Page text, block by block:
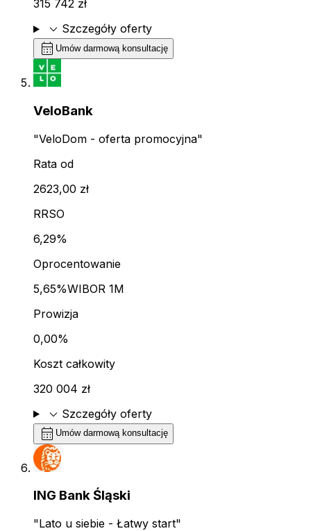
315 742 zł
expand_more Szczegóły oferty
calendar_month Umów darmową konsultację
VeloBank
"VeloDom - oferta promocyjna"
Rata od
2623,00 zł
RRSO
6,29%
Oprocentowanie
5,65%WIBOR 1M
Prowizja
0,00%
Koszt całkowity
320 004 zł
expand_more Szczegóły oferty
calendar_month Umów darmową konsultację
ING Bank Śląski
"Lato u siebie - Łatwy start"